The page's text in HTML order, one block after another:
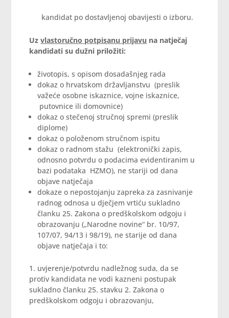
kandidat po dostavljenoj obavijesti o izboru.
Uzvlastoručno potpisanu prijavu na natječaj
kandidati su dužni priložiti:
životopis, s opisom dosadašnjeg rada
dokaz o hrvatskom državljanstvu (preslik
važeće osobne iskaznice, vojne iskaznice,
putovnice ili domovnice)
dokaz o stečenoj stručnoj spremi (preslik
diplome)
dokaz o položenom stručnom ispitu
dokaz o radnom stažu (elektronički zapis,
odnosno potvrdu o podacima evidentiranim u
bazi podataka HZMO), ne stariji od dana
objave natječaja
dokaze o nepostojanju zapreka za zasnivanje
radnog odnosa u dječjem vrtiću sukladno
članku 25. Zakona o predškolskom odgoju i
obrazovanju („Narodne novine“ br. 10/97,
107/07, 94/13 i 98/19), ne starije od dana
objave natječaja i to:
1. uvjerenje/potvrdu nadležnog suda, da se
protiv kandidata ne vodi kazneni postupak
sukladno članku 25. stavku 2. Zakona o
predškolskom odgoju i obrazovanju,